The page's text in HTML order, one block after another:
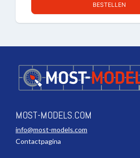
BESTELLEN
MOST-MODELS.COM
info@most-models.com
Contactpagina